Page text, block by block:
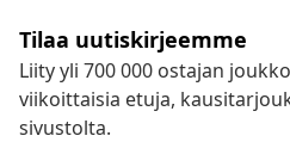
Tilaa uutiskirjeemme
Liity yli 700 000 ostajan
viikoittaisia etuja,
sivustolta.